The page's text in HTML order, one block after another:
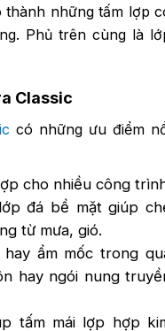
thành những tấm lợp
Phủ trên cùng là
Classic
có những ưu điểm
cho nhiều công
đá bề mặt giúp
từ mưa, gió.
ẩm mốc trong
hay ngói nung
tấm mái lợp hợp